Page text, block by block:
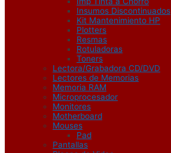
Insumos Discontinuados
Kit Mantenimiento HP
Plotters
Resmas
Rotuladoras
Toners
Lectora/Grabadora CD/DVD
Lectores de Memorias
Memoria RAM
Microprocesador
Monitores
Motherboard
Mouses
Pad
Pantallas